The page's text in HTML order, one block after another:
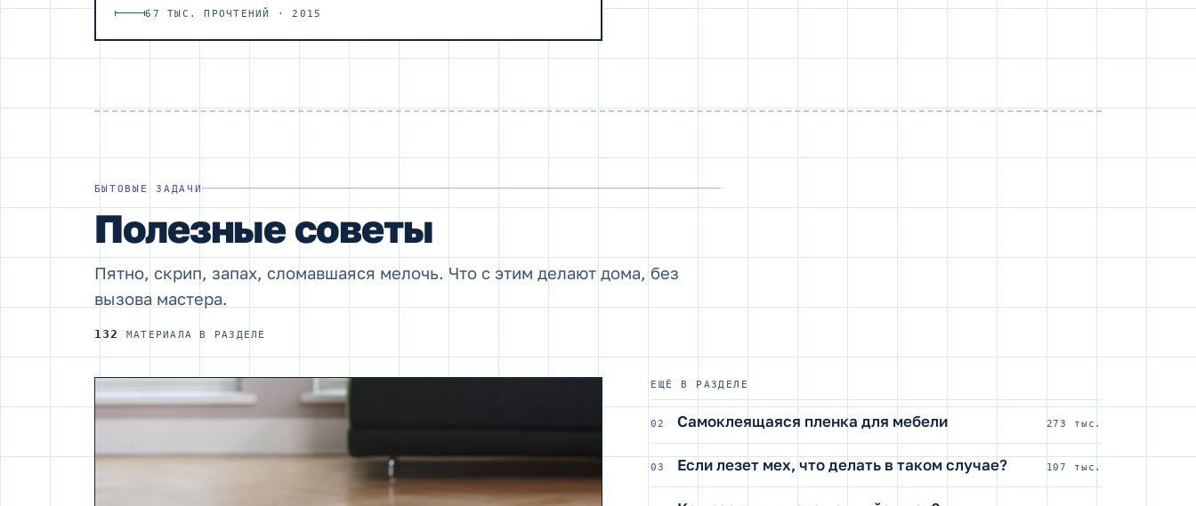
67 ТЫС. ПРОЧТЕНИЙ · 2015
БЫТОВЫЕ ЗАДАЧИ
Полезные советы
Пятно, скрип, запах, сломавшаяся мелочь. Что с этим делают дома, без
вызова мастера.
132 МАТЕРИАЛА В РАЗДЕЛЕ
ЕЩЁ В РАЗДЕЛЕ
02 Самоклеящаяся пленка для мебели 273 тыс.
03 Если лезет мех, что делать в таком случае? 107 тыс.